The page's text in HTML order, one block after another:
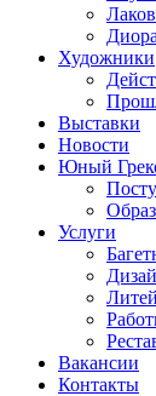
Художники
Выставки
Новости
Юный
Услуги
Вакансии
Контакты